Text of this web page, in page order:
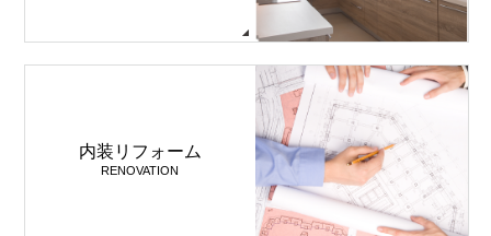
内装リフォーム
RENOVATION